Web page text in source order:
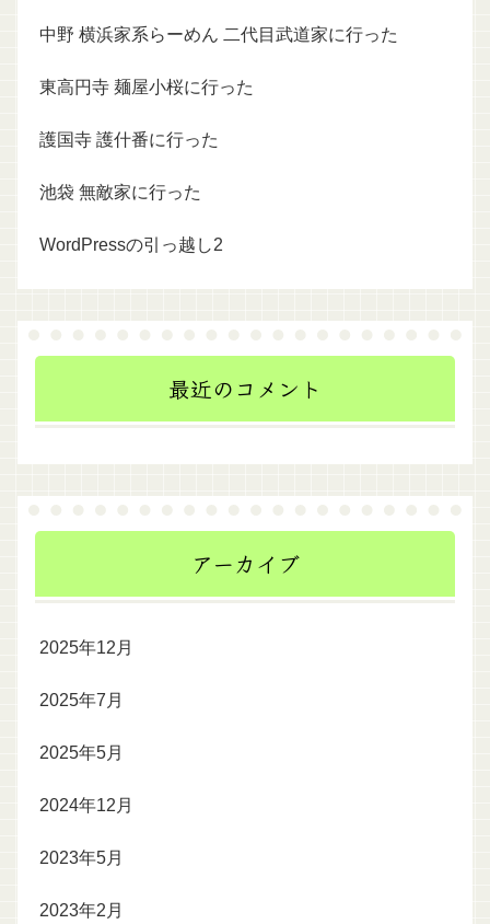
中野 横浜家系らーめん 二代目武道家に行った
東高円寺 麺屋小桜に行った
護国寺 護什番に行った
池袋 無敵家に行った
WordPressの引っ越し2
最近のコメント
アーカイブ
2025年12月
2025年7月
2025年5月
2024年12月
2023年5月
2023年2月